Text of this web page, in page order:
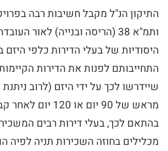
התיקון הנ"ל מקבל חשיבות רבה
ותמ"א 38 (הריסה ובנייה) לאור
היסודיות של בעלי הדירות כלפי
התחייבותם לפנות את הדירות
שיידרשו לכך על ידי היזם (לרוב
מראש של 90 יום או
בהתאם לכך, בעלי דירות רבים
מכלילים בחוזה השכירות תניה לפיה